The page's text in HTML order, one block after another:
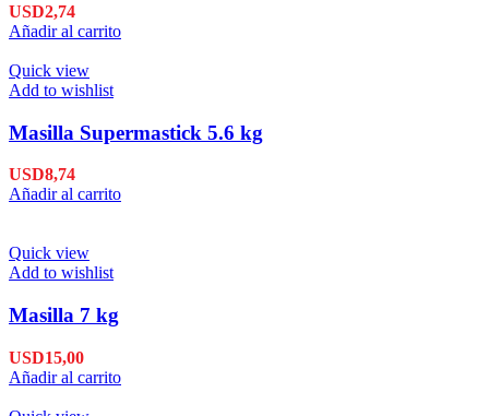
USD2,74
Añadir al carrito
Quick view
Add to wishlist
Masilla Supermastick 5.6 kg
USD8,74
Añadir al carrito
Quick view
Add to wishlist
Masilla 7 kg
USD15,00
Añadir al carrito